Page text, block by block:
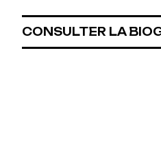
CONSULTER LA